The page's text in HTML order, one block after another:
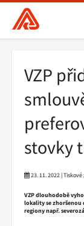
Všeobecná
zdravotní
hlavní
stránka
Drobečková
navigace
VZP
stovky
23. 11. 2022 |
VZP dlouhodobě
lokality se
regiony např.